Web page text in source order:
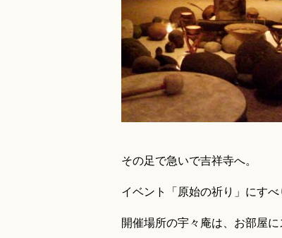
その足で急いで吉祥寺へ。
イベント「原始の祈り」にすべ
開催場所の宇々庵は、お部屋